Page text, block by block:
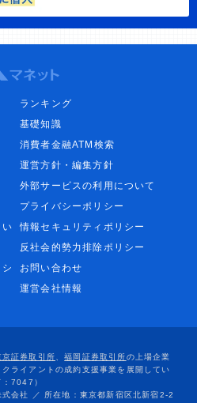
ランキング
基礎知識
消費者金融ATM検索
運営方針・編集方針
外部サービスの利用について
プライバシーポリシー
情報セキュリティポリシー
反社会的勢力排除ポリシー
お問い合わせ
運営会社情報